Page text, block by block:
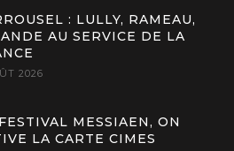
: LULLY, RAMEAU,
AU SERVICE DE LA
2026
MESSIAEN, ON
LA CARTE CIMES